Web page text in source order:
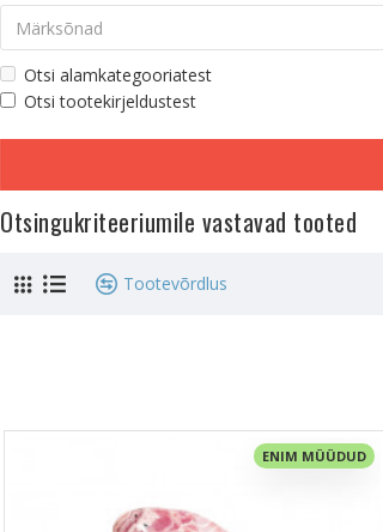
Otsi alamkategooriatest
Otsi tootekirjeldustest
Otsingukriteeriumile vastavad tooted
Tootevõrdlus
ENIM MÜÜDUD